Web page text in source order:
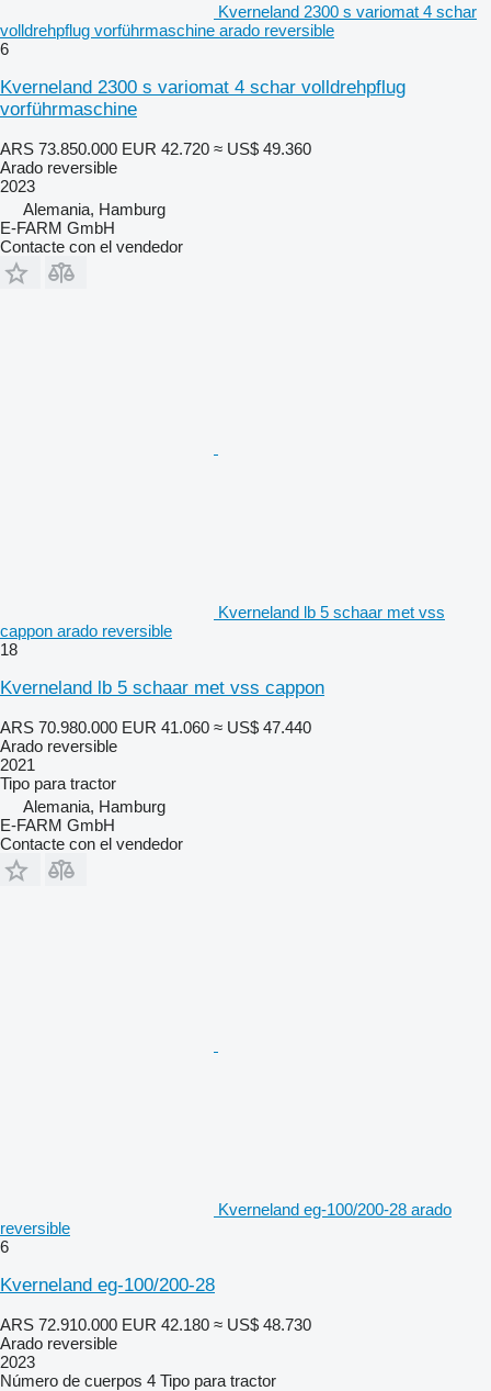
Kverneland 2300 s variomat 4 schar
volldrehpflug vorführmaschine arado reversible
6
Kverneland 2300 s variomat 4 schar volldrehpflug
vorführmaschine
ARS 73.850.000 EUR 42.720 ≈ US$ 49.360
Arado reversible
2023
Alemania, Hamburg
E-FARM GmbH
Contacte con el vendedor
Kverneland lb 5 schaar met vss
cappon arado reversible
18
Kverneland lb 5 schaar met vss cappon
ARS 70.980.000 EUR 41.060 ≈ US$ 47.440
Arado reversible
2021
Tipo para tractor
Alemania, Hamburg
E-FARM GmbH
Contacte con el vendedor
Kverneland eg-100/200-28 arado
reversible
6
Kverneland eg-100/200-28
ARS 72.910.000 EUR 42.180 ≈ US$ 48.730
Arado reversible
2023
Número de cuerpos 4 Tipo para tractor